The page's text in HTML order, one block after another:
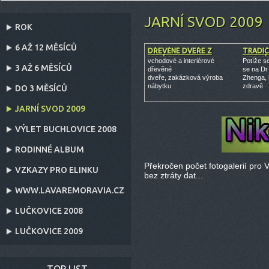
JARNÍ SVOD 2009
DŘEVĚNÉ DVEŘE Z
MASÍVU
vchodové a interiérové
dřevěné
dveře, zakázková výroba
nábytku
Potíže
se na Dr
Zhenga,
zdravě
Překročen počet fotogalerií pro
bez ztráty dat...
ROK
6 AŽ 12 MĚSÍCŮ
3 AŽ 6 MĚSÍCŮ
DO 3 MĚSÍCŮ
JARNÍ SVOD 2009
VÝLET BUCHLOVICE 2008
RODINNÉ ALBUM
VZKAZY PRO ELINKU
WWW.LAVAREMORAVIA.CZ
LUČKOVICE 2008
LUČKOVICE 2009